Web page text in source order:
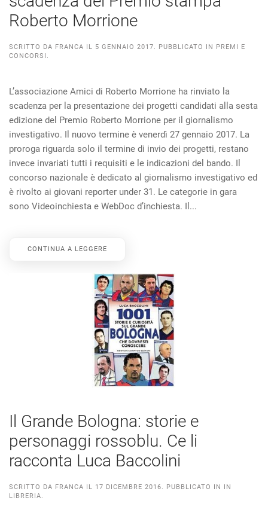
Roberto Morrione
SCRITTO DA FRANCA IL 5 GENNAIO 2017. PUBBLICATO IN
PREMI E
CONCORSI .
L’associazione Amici di Roberto Morrione ha rinviato la
scadenza per la presentazione dei progetti candidati alla sesta
edizione del Premio Roberto Morrione per il giornalismo
investigativo. Il nuovo termine è venerdì 27 gennaio 2017. La
proroga riguarda solo il termine di invio dei progetti, restano
invece invariati tutti i requisiti e le indicazioni del bando. Il
concorso nazionale è dedicato al giornalismo investigativo ed
è rivolto ai giovani reporter under 31. Le categorie in gara
sono Videoinchiesta e WebDoc d’inchiesta. Il...
CONTINUA A LEGGERE
Il Grande Bologna: storie e
personaggi rossoblu. Ce li
racconta Luca Baccolini
SCRITTO DA FRANCA IL 17 DICEMBRE 2016. PUBBLICATO IN IN
LIBRERIA.